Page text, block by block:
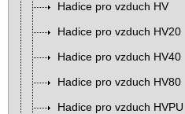
Hadice pro vzduch HV
Hadice pro vzduch HV20
Hadice pro vzduch HV40
Hadice pro vzduch HV80
Hadice pro vzduch HVPU